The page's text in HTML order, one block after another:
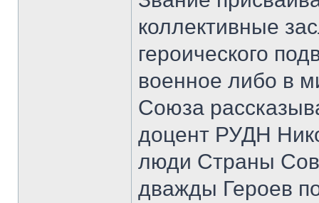
коллективные
героического
военное либо в
Союза
доцент РУДН
люди Страны
дважды Героев